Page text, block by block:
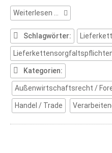
Weiterlesen …
Schlagwörter:
Kategorien:
Außenwirtschaftsrecht /
Handel / Trade